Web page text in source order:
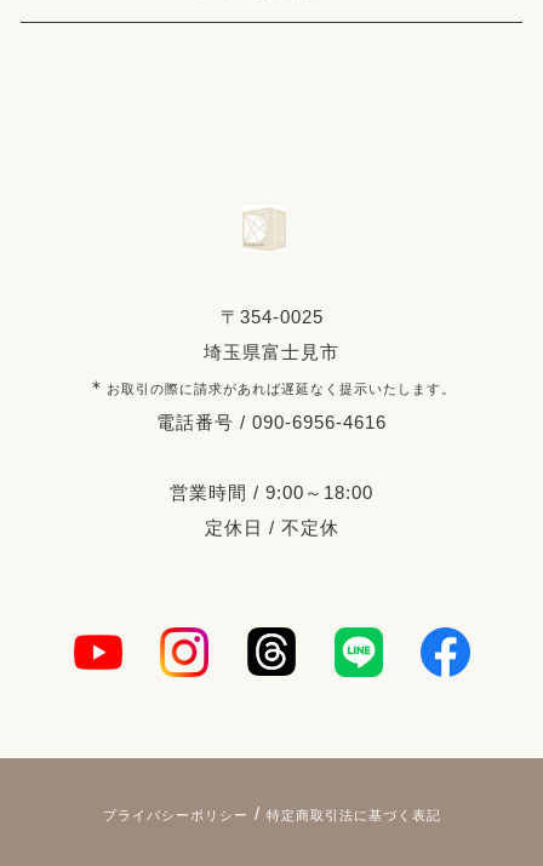
〒354-0025
埼玉県富士見市
＊ お取引の際に請求があれば遅延なく提示いたします。
電話番号 / 090-6956-4616
営業時間 / 9:00～18:00
定休日 / 不定休
プライバシーポリシー / 特定商取引法に基づく表記